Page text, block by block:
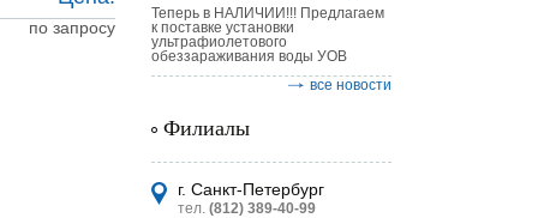
по запросу
Теперь в НАЛИЧИИ!!! Предлагаем
к поставке установки
ультрафиолетового
обеззараживания воды УОВ
все новости
Филиалы
г. Санкт-Петербург
тел. (812) 389-40-99